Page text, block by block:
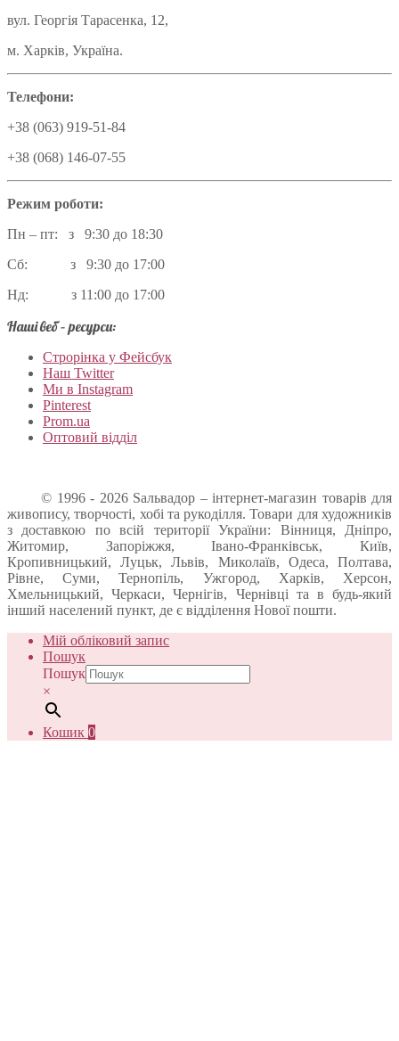
вул. Георгія Тарасенка, 12,
м. Харків, Україна.
Телефони:
+38 (063) 919-51-84
+38 (068) 146-07-55
Режим роботи:
Пн – пт: з 9:30 до 18:30
Сб: з 9:30 до 17:00
Нд: з 11:00 до 17:00
Наші веб – ресурси:
Строрінка у Фейсбук
Наш Twitter
Ми в Instagram
Pinterest
Prom.ua
Оптовий відділ
© 1996 - 2026 Sальвадор – інтернет-магазин товарів для
живопису, творчості, хобі та рукоділля. Товари для художників
з доставкою по всій території України: Вінниця, Дніпро,
Житомир, Запоріжжя, Івано-Франківськ, Київ,
Кропивницький, Луцьк, Львів, Миколаїв, Одеса, Полтава,
Рівне, Суми, Тернопіль, Ужгород, Харків, Херсон,
Хмельницький, Черкаси, Чернігів, Чернівці та в будь-який
інший населений пункт, де є відділення Нової пошти.
Мій обліковий запис
Пошук
Пошук
×
Кошик 0